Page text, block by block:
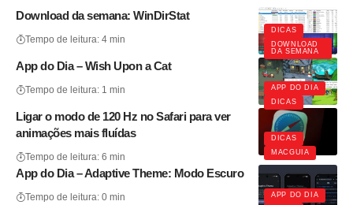
DICAS
DOWNLOAD
DA SEMANA
Download da semana: WinDirStat
Tempo de leitura: 4 min
APP DO DIA
DICAS
App do Dia – Wish Upon a Cat
Tempo de leitura: 1 min
DICAS
MACGUIA
Ligar o modo de 120 Hz no Safari para ver
animações mais fluídas
Tempo de leitura: 6 min
APP DO DIA
App do Dia – Adaptive Theme: Modo Escuro
Tempo de leitura: 0 min